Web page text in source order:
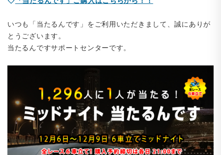
いつも「当たるんです」をご利用いただきまして、誠にありが
とうございます。
当たるんですサポートセンターです。